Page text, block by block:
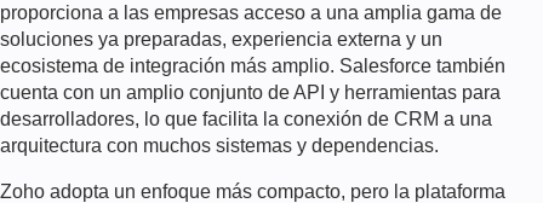
proporciona a las empresas acceso a una amplia gama de
soluciones ya preparadas, experiencia externa y un
ecosistema de integración más amplio. Salesforce también
cuenta con un amplio conjunto de API y herramientas para
desarrolladores, lo que facilita la conexión de CRM a una
arquitectura con muchos sistemas y dependencias.
Zoho adopta un enfoque más compacto, pero la plataforma